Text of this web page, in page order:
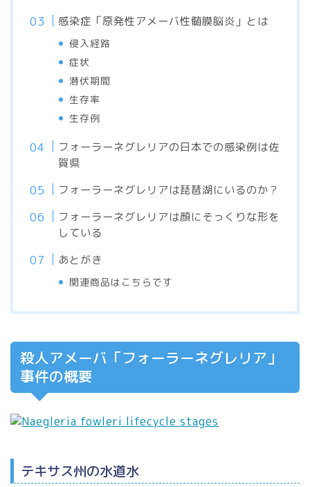
感染症「原発性アメーバ性髄膜脳炎」とは
侵入経路
症状
潜伏期間
生存率
生存例
フォーラーネグレリアの日本での感染例は佐
賀県
フォーラーネグレリアは琵琶湖にいるのか？
フォーラーネグレリアは顔にそっくりな形を
している
あとがき
関連商品はこちらです
殺人アメーバ「フォーラーネグレリア」
事件の概要
テキサス州の水道水